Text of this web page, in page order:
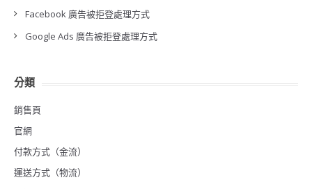
Facebook 廣告被拒登處理方式
Google Ads 廣告被拒登處理方式
分類
銷售頁
官網
付款方式（金流）
運送方式（物流）